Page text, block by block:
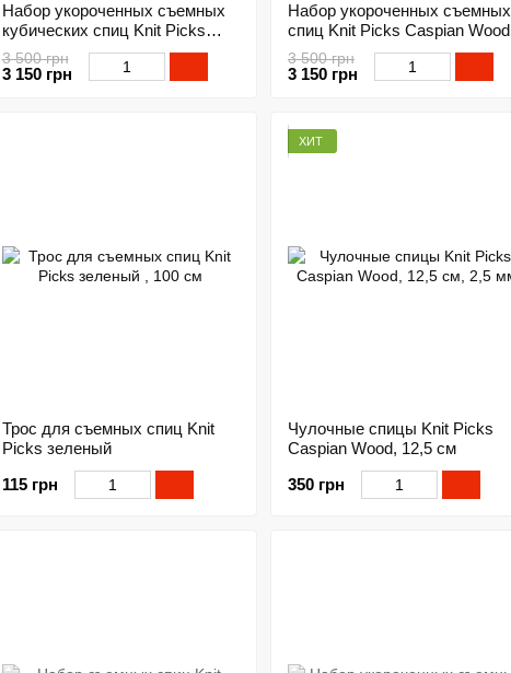
Набор укороченных съемных
кубических спиц Knit Picks
Majestic Wood
3 500 грн
3 150 грн
Набор укороченных съемных
спиц Knit Picks Caspian Wood
3 500 грн
3 150 грн
Трос для съемных спиц Knit
Picks зеленый
115 грн
ХИТ
Чулочные спицы Knit Picks
Caspian Wood, 12,5 см
350 грн